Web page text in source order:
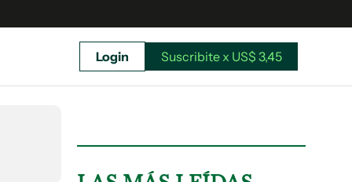
Login Suscribite x US$ 3,45